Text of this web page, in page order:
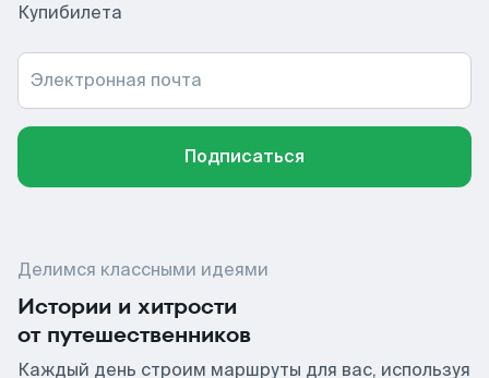
Купибилета
Электронная почта
Подписаться
Делимся классными идеями
Истории и хитрости
от путешественников
Каждый день строим маршруты для вас, используя